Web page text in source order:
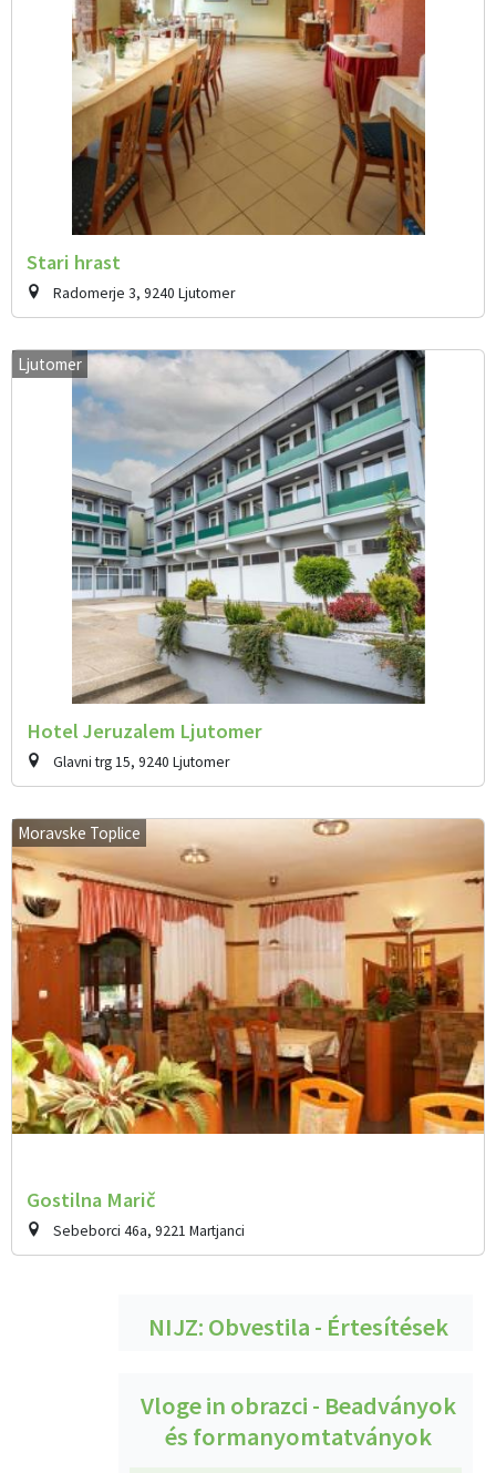
Stari hrast
Radomerje 3, 9240 Ljutomer
Ljutomer
Hotel Jeruzalem Ljutomer
Glavni trg 15, 9240 Ljutomer
Moravske Toplice
Gostilna Marič
Sebeborci 46a, 9221 Martjanci
NIJZ: Obvestila - Értesítések
Vloge in obrazci - Beadványok
és formanyomtatványok